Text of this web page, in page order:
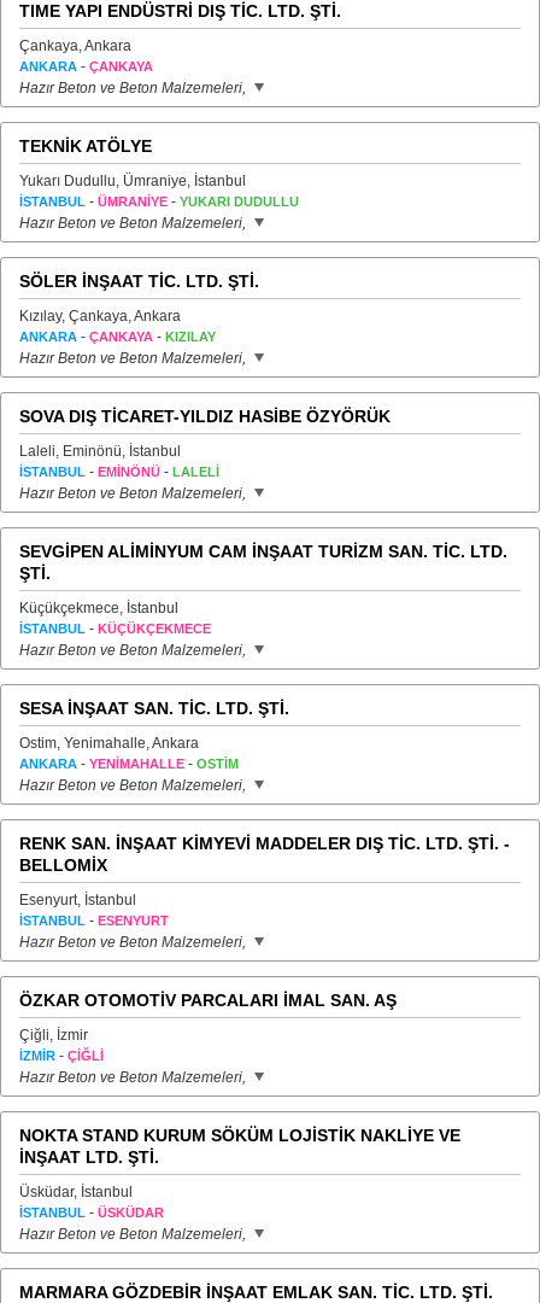
TIME YAPI ENDÜSTRİ DIŞ TİC. LTD. ŞTİ.
Çankaya, Ankara
ANKARA - ÇANKAYA
Hazır Beton ve Beton Malzemeleri,
TEKNİK ATÖLYE
Yukarı Dudullu, Ümraniye, İstanbul
İSTANBUL - ÜMRANİYE - YUKARI DUDULLU
Hazır Beton ve Beton Malzemeleri,
SÖLER İNŞAAT TİC. LTD. ŞTİ.
Kızılay, Çankaya, Ankara
ANKARA - ÇANKAYA - KIZILAY
Hazır Beton ve Beton Malzemeleri,
SOVA DIŞ TİCARET-YILDIZ HASİBE ÖZYÖRÜK
Laleli, Eminönü, İstanbul
İSTANBUL - EMİNÖNÜ - LALELİ
Hazır Beton ve Beton Malzemeleri,
SEVGİPEN ALİMİNYUM CAM İNŞAAT TURİZM SAN. TİC. LTD.
ŞTİ.
Küçükçekmece, İstanbul
İSTANBUL - KÜÇÜKÇEKMECE
Hazır Beton ve Beton Malzemeleri,
SESA İNŞAAT SAN. TİC. LTD. ŞTİ.
Ostim, Yenimahalle, Ankara
ANKARA - YENİMAHALLE - OSTİM
Hazır Beton ve Beton Malzemeleri,
RENK SAN. İNŞAAT KİMYEVİ MADDELER DIŞ TİC. LTD. ŞTİ. -
BELLOMİX
Esenyurt, İstanbul
İSTANBUL - ESENYURT
Hazır Beton ve Beton Malzemeleri,
ÖZKAR OTOMOTİV PARCALARI İMAL SAN. AŞ
Çiğli, İzmir
İZMİR - ÇİĞLİ
Hazır Beton ve Beton Malzemeleri,
NOKTA STAND KURUM SÖKÜM LOJİSTİK NAKLİYE VE
İNŞAAT LTD. ŞTİ.
Üsküdar, İstanbul
İSTANBUL - ÜSKÜDAR
Hazır Beton ve Beton Malzemeleri,
MARMARA GÖZDEBİR İNŞAAT EMLAK SAN. TİC. LTD. ŞTİ.